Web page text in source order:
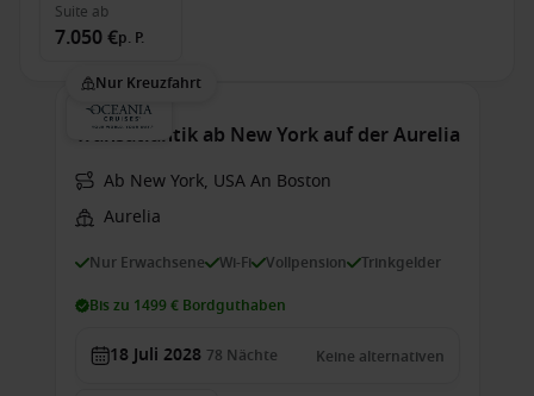
Suite ab
7.050 €p. P.
Nur Kreuzfahrt
Transatlantik ab New York auf der Aurelia
Ab New York, USA An Boston
Aurelia
Nur Erwachsene Wi-Fi Vollpension Trinkgelder
Bis zu 1499 € Bordguthaben
18 Juli 2028 78 Nächte Keine alternativen